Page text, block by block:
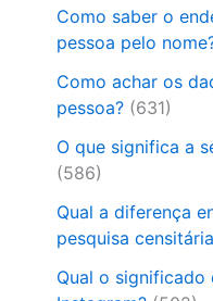
Como saber o
pessoa pelo
Como achar os
pessoa? (631)
O que significa a
(586)
Qual a diferença
pesquisa
Qual o significado